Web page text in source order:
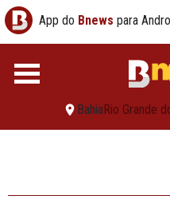
App do Bnews para
BahiaRio Grande